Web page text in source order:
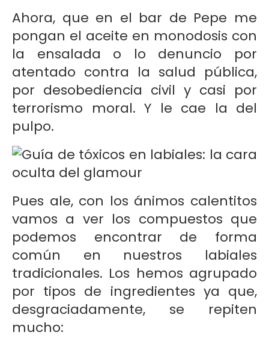
Ahora, que en el bar de Pepe me
pongan el aceite en monodosis con
la ensalada o lo denuncio por
atentado contra la salud pública,
por desobediencia civil y casi por
terrorismo moral. Y le cae la del
pulpo.
Pues ale, con los ánimos calentitos
vamos a ver los compuestos que
podemos encontrar de forma
común en nuestros labiales
tradicionales. Los hemos agrupado
por tipos de ingredientes ya que,
desgraciadamente, se repiten
mucho: